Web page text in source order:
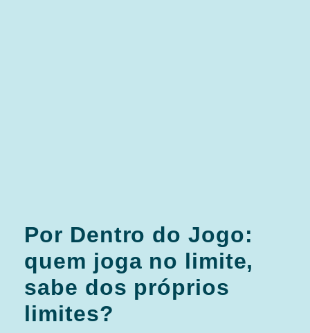
Por Dentro do Jogo:
quem joga no limite,
sabe dos próprios
limites?